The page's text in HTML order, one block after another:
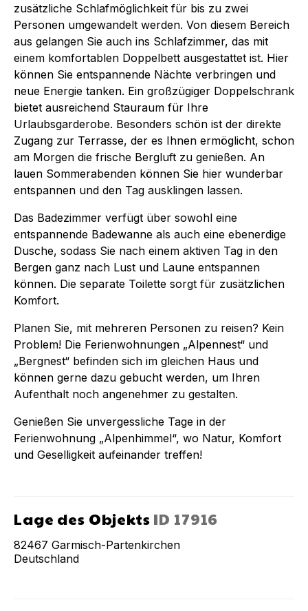
zusätzliche Schlafmöglichkeit für bis zu zwei
Personen umgewandelt werden. Von diesem Bereich
aus gelangen Sie auch ins Schlafzimmer, das mit
einem komfortablen Doppelbett ausgestattet ist. Hier
können Sie entspannende Nächte verbringen und
neue Energie tanken. Ein großzügiger Doppelschrank
bietet ausreichend Stauraum für Ihre
Urlaubsgarderobe. Besonders schön ist der direkte
Zugang zur Terrasse, der es Ihnen ermöglicht, schon
am Morgen die frische Bergluft zu genießen. An
lauen Sommerabenden können Sie hier wunderbar
entspannen und den Tag ausklingen lassen.
Das Badezimmer verfügt über sowohl eine
entspannende Badewanne als auch eine ebenerdige
Dusche, sodass Sie nach einem aktiven Tag in den
Bergen ganz nach Lust und Laune entspannen
können. Die separate Toilette sorgt für zusätzlichen
Komfort.
Planen Sie, mit mehreren Personen zu reisen? Kein
Problem! Die Ferienwohnungen „Alpennest“ und
„Bergnest“ befinden sich im gleichen Haus und
können gerne dazu gebucht werden, um Ihren
Aufenthalt noch angenehmer zu gestalten.
Genießen Sie unvergessliche Tage in der
Ferienwohnung „Alpenhimmel“, wo Natur, Komfort
und Geselligkeit aufeinander treffen!
Lage des Objekts ID 17916
82467 Garmisch-Partenkirchen
Deutschland